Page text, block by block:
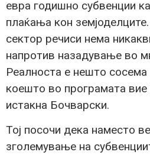
евра годишно субвенции
плаќања кон
сектор речиси нема
напротив назадување во
Реалноста е нешто
коешто во програмата вие
истакна Бочварски.
Тој посочи дека наместо
зголемување на